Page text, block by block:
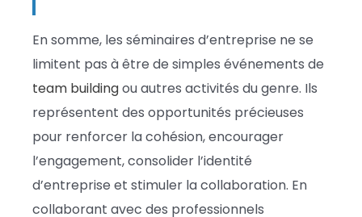
En somme, les séminaires d’entreprise ne se
limitent pas à être de simples événements de
team buildingou autres activités du genre. Ils
représentent des opportunités précieuses
pour renforcer la cohésion, encourager
l’engagement, consolider l’identité
d’entreprise et stimuler la collaboration. En
collaborant avec des professionnels